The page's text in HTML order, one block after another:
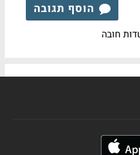
הוסף תגובה
חובה